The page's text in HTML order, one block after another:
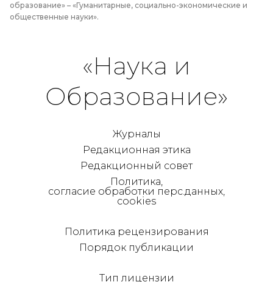
образование» – «Гуманитарные, социально-экономические и
общественные науки».
«Наука и
Образование»
Журналы
Редакционная этика
Редакционный совет
Политика,
согласие обработки перс.данных,
cookies
Политика рецензирования
Порядок публикации
Тип лицензии